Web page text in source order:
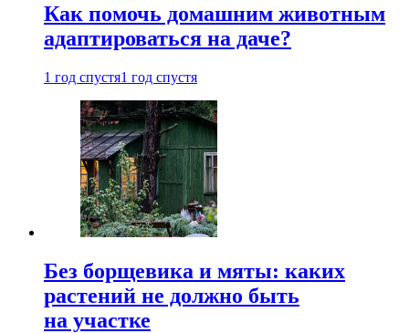
Как помочь домашним животным
адаптироваться на даче?
1 год спустя1 год спустя
Без борщевика и мяты: каких
растений не должно быть
на участке